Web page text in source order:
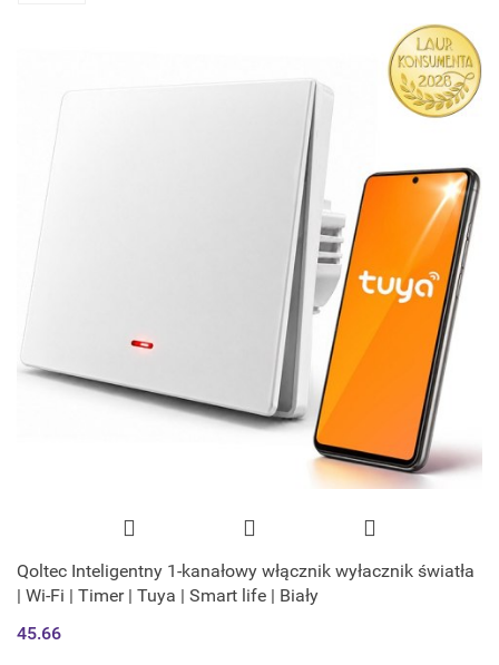
Qoltec Inteligentny 1-kanałowy włącznik wyłacznik światła
| Wi-Fi | Timer | Tuya | Smart life | Biały
45.66